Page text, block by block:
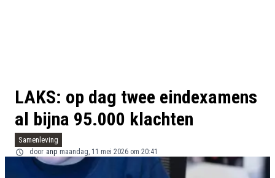
LAKS: op dag twee eindexamens
al bijna 95.000 klachten
Samenleving
door anp maandag, 11 mei 2026 om 20:41